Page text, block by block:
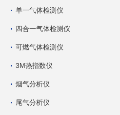
单一气体检测仪
四合一气体检测仪
可燃气体检测仪
3M热指数仪
烟气分析仪
尾气分析仪